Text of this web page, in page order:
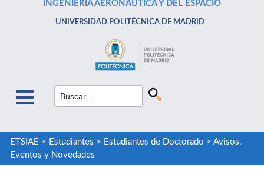
INGENIERÍA AERONÁUTICA Y DEL ESPACIO
UNIVERSIDAD POLITÉCNICA DE MADRID
ETSIAE > Estudiantes > Estudiantes de Doctorado > Avisos,
Eventos y Novedades